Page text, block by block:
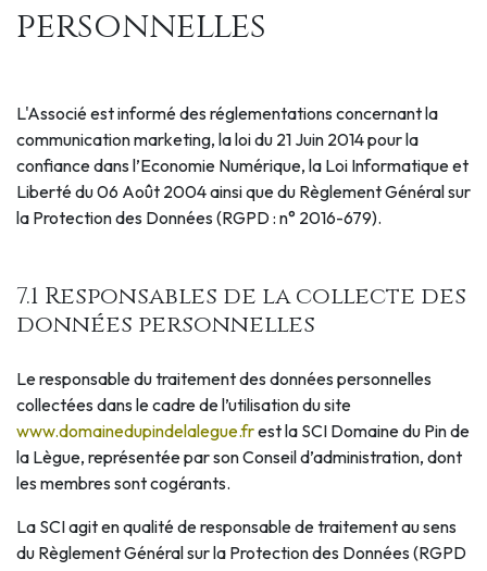
personnelles
L'Associé est informé des réglementations concernant la
communication marketing, la loi du 21 Juin 2014 pour la
confiance dans l’Economie Numérique, la Loi Informatique et
Liberté du 06 Août 2004 ainsi que du Règlement Général sur
la Protection des Données (RGPD : n° 2016-679).
7.1 Responsables de la collecte des
données personnelles
Le responsable du traitement des données personnelles
collectées dans le cadre de l’utilisation du site
www.domainedupindelalegue.frest la SCI Domaine du Pin de
la Lègue, représentée par son Conseil d’administration, dont
les membres sont cogérants.
La SCI agit en qualité de responsable de traitement au sens
du Règlement Général sur la Protection des Données (RGPD